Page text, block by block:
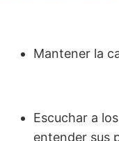
Mantener la
Escuchar a
entender sus